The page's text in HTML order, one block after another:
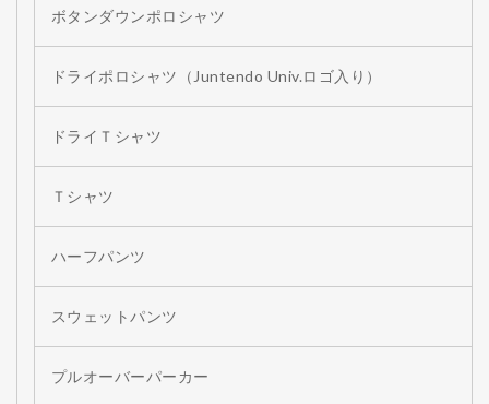
ボタンダウンポロシャツ
ドライポロシャツ（Juntendo Univ.ロゴ入り）
ドライＴシャツ
Ｔシャツ
ハーフパンツ
スウェットパンツ
プルオーバーパーカー